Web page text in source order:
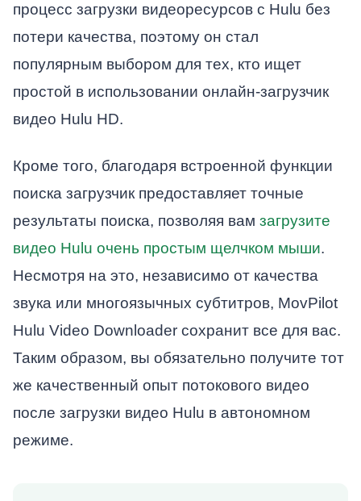
процесс загрузки видеоресурсов с Hulu без
потери качества, поэтому он стал
популярным выбором для тех, кто ищет
простой в использовании онлайн-загрузчик
видео Hulu HD.
Кроме того, благодаря встроенной функции
поиска загрузчик предоставляет точные
результаты поиска, позволяя вам загрузите
видео Hulu очень простым щелчком мыши.
Несмотря на это, независимо от качества
звука или многоязычных субтитров, MovPilot
Hulu Video Downloader сохранит все для вас.
Таким образом, вы обязательно получите тот
же качественный опыт потокового видео
после загрузки видео Hulu в автономном
режиме.